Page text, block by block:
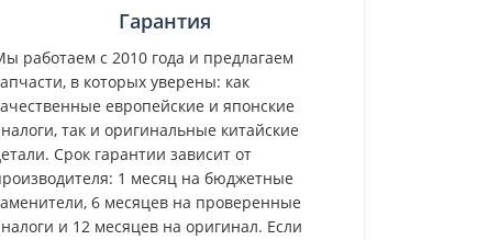
Гарантия
работаем с 2010 года и предлагаем
в которых уверены: как
европейские и японские
так и оригинальные китайские
Срок гарантии зависит от
1 месяц на бюджетные
6 месяцев на проверенные
и 12 месяцев на оригинал. Если